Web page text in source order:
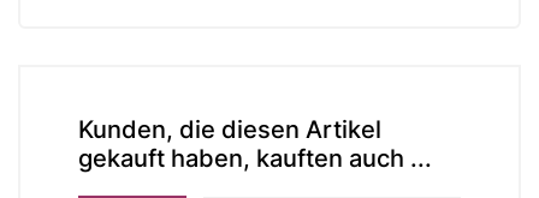
Kunden, die diesen Artikel
gekauft haben, kauften auch ...